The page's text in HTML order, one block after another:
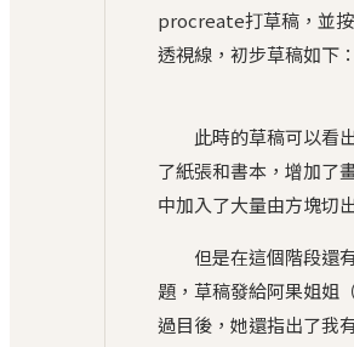
procreate打草稿，並
透視線，初步草稿如下：
此時的草稿可以看
了紙張和書本，增加了
中加入了大量由方塊切
但是在這個階段還
題，草稿發給阿果姐姐
過目後，她還指出了我